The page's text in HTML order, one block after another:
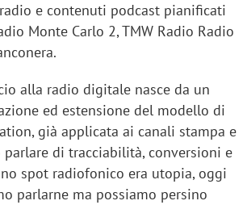
e contenuti podcast pianificati
Monte Carlo 2, TMW Radio Radio
alla radio digitale nasce da un
ed estensione del modello di
già applicata ai canali stampa e
parlare di tracciabilità, conversioni e
spot radiofonico era utopia, oggi
parlarne ma possiamo persino